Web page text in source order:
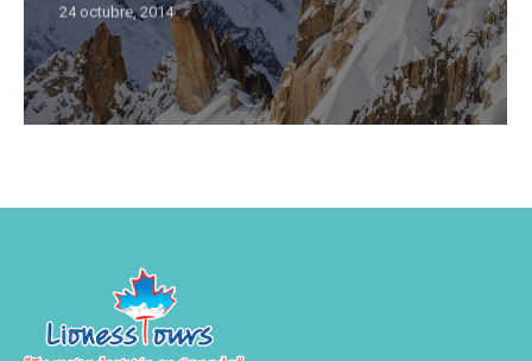
24 octubre, 2014